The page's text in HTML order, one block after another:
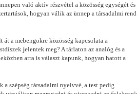
való aktív részvétel a közösség egységét és
hogyan válik az ünnep a társadalmi rend
a mebengokre közösség kapcsolata a
jelentek meg? A tárlaton az analóg és a
arra is választ kapunk, hogyan hatott a
szépség társadalmi nyelvvé, a test pedig